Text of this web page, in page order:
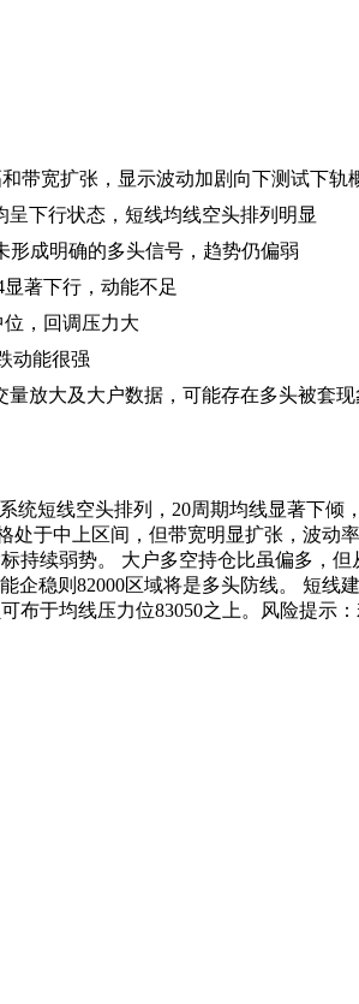
带宽扩张，显示波动加剧向下测试下轨
下行状态，短线均线空头排列明显
成明确的多头信号，趋势仍偏弱
显著下行，动能不足
，回调压力大
动能很强
放大及大户数据，可能存在多头被套
统短线空头排列，20周期均线显著下
处于中上区间，但带宽明显扩张，波
持续弱势。 大户多空持仓比虽偏多，
企稳则82000区域将是多头防线。 短
布于均线压力位83050之上。风险提示